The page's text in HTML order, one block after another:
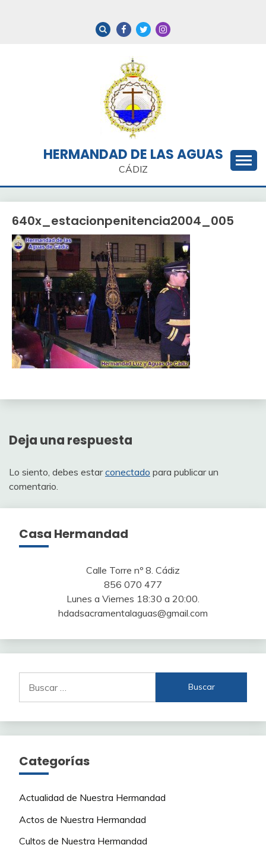
HERMANDAD DE LAS AGUAS
CÁDIZ
640x_estacionpenitencia2004_005
Deja una respuesta
Lo siento, debes estarconectado para publicar un
comentario.
Casa Hermandad
Calle Torre nº 8. Cádiz
856 070 477
Lunes a Viernes 18:30 a 20:00.
hdadsacramentalaguas@gmail.com
Categorías
Actualidad de Nuestra Hermandad
Actos de Nuestra Hermandad
Cultos de Nuestra Hermandad